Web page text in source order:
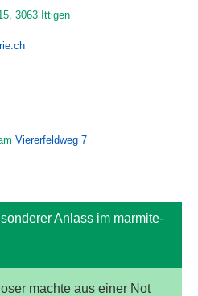
3063 Ittigen
Viererfeldweg 7
Anlass im marmite-
machte aus einer Not